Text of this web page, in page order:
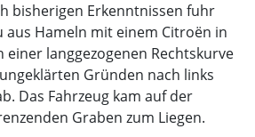
bisherigen Erkenntnissen fuhr
aus Hameln mit einem Citroën in
einer langgezogenen Rechtskurve
Gründen nach links
Das Fahrzeug kam auf der
Graben zum Liegen.